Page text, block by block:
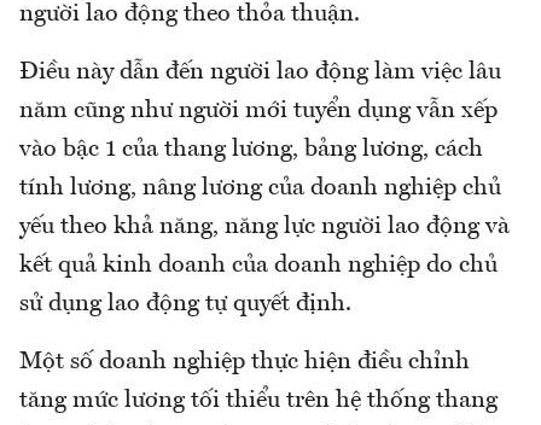
người lao động theo thỏa thuận.
Điều này dẫn đến người lao động làm việc lâu
năm cũng như người mới tuyển dụng vẫn xếp
vào bậc 1 của thang lương, bảng lương, cách
tính lương, nâng lương của doanh nghiệp chủ
yếu theo khả năng, năng lực người lao động và
kết quả kinh doanh của doanh nghiệp do chủ
sử dụng lao động tự quyết định.
Một số doanh nghiệp thực hiện điều chỉnh
tăng mức lương tối thiểu trên hệ thống thang